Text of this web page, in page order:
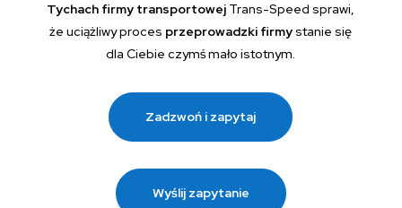
Tychach firmy transportowej Trans-Speed sprawi,
że uciążliwy proces przeprowadzki firmystanie się
dla Ciebie czymś mało istotnym.
Zadzwoń i zapytaj
Wyślij zapytanie